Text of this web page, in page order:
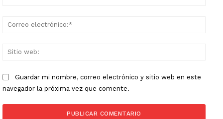
Guardar mi nombre, correo electrónico y sitio web en este
navegador la próxima vez que comente.